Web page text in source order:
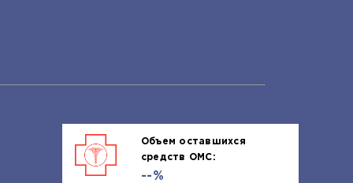
Объем оставшихся
средств ОМС:
--%